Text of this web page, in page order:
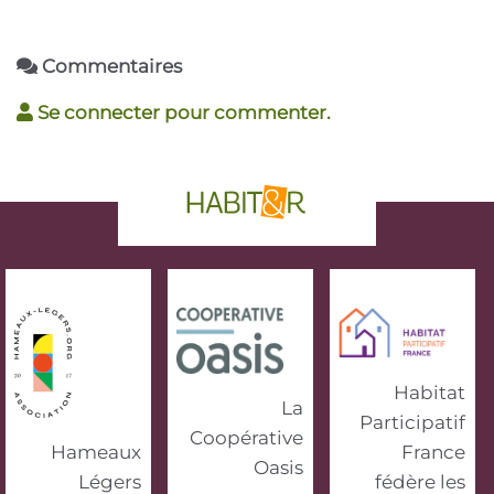
Commentaires
Se connecter pour commenter.
phrase d'accroche
Hameaux
Légers
La
Coopérative
Oasis
Habitat
Participatif
France
fédère les